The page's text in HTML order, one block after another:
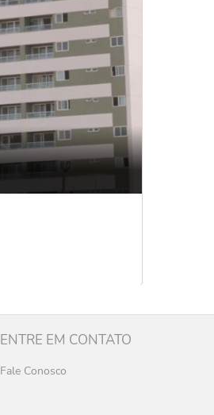
ENTRE EM CONTATO
Fale Conosco